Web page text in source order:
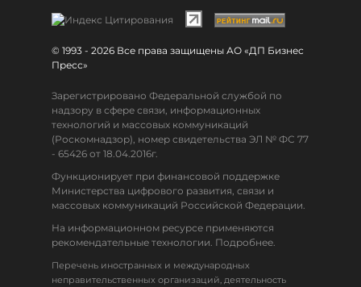
© 1993 - 2026 Все права защищены АО «ДП Бизнес
Пресс»
Зарегистрировано Федеральной службой по
надзору в сфере связи, информационных
технологий и массовых коммуникаций
(Роскомнадзор), номер свидетельства ЭЛ № ФС 77
- 65426 от 18.04.2016г.
Функционирует при финансовой поддержке
Министерства цифрового развития, связи и
массовых коммуникаций Российской Федерации.
На информационном ресурсе применяются
рекомендательные технологии. Подробнее.
Перечень иностранных и международных
неправительственных организаций, деятельность